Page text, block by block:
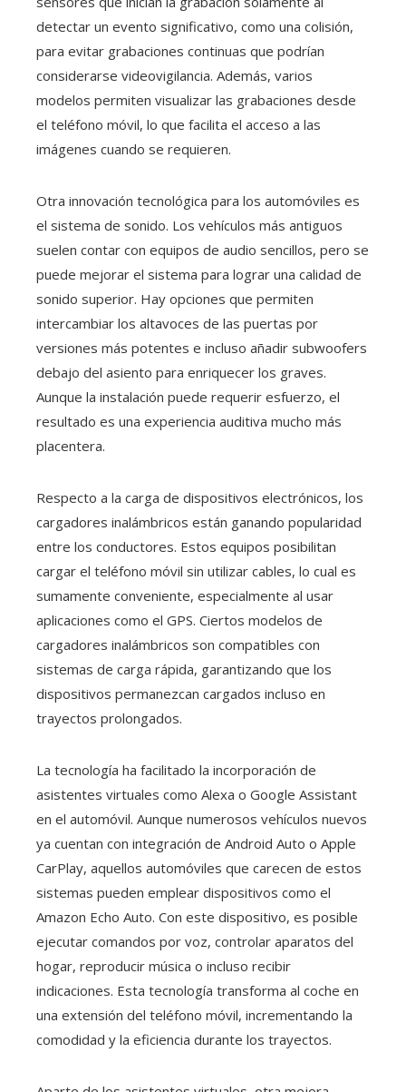
detectar un evento significativo, como una colisión,
para evitar grabaciones continuas que podrían
considerarse videovigilancia. Además, varios
modelos permiten visualizar las grabaciones desde
el teléfono móvil, lo que facilita el acceso a las
imágenes cuando se requieren.
Otra innovación tecnológica para los automóviles es
el sistema de sonido. Los vehículos más antiguos
suelen contar con equipos de audio sencillos, pero se
puede mejorar el sistema para lograr una calidad de
sonido superior. Hay opciones que permiten
intercambiar los altavoces de las puertas por
versiones más potentes e incluso añadir subwoofers
debajo del asiento para enriquecer los graves.
Aunque la instalación puede requerir esfuerzo, el
resultado es una experiencia auditiva mucho más
placentera.
Respecto a la carga de dispositivos electrónicos, los
cargadores inalámbricos están ganando popularidad
entre los conductores. Estos equipos posibilitan
cargar el teléfono móvil sin utilizar cables, lo cual es
sumamente conveniente, especialmente al usar
aplicaciones como el GPS. Ciertos modelos de
cargadores inalámbricos son compatibles con
sistemas de carga rápida, garantizando que los
dispositivos permanezcan cargados incluso en
trayectos prolongados.
La tecnología ha facilitado la incorporación de
asistentes virtuales como Alexa o Google Assistant
en el automóvil. Aunque numerosos vehículos nuevos
ya cuentan con integración de Android Auto o Apple
CarPlay, aquellos automóviles que carecen de estos
sistemas pueden emplear dispositivos como el
Amazon Echo Auto. Con este dispositivo, es posible
ejecutar comandos por voz, controlar aparatos del
hogar, reproducir música o incluso recibir
indicaciones. Esta tecnología transforma al coche en
una extensión del teléfono móvil, incrementando la
comodidad y la eficiencia durante los trayectos.